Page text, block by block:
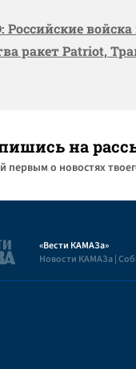
Российские
ракет Patriot,
на
первым о новостях
«Вести КАМАЗа»
Новости КАМАЗа |